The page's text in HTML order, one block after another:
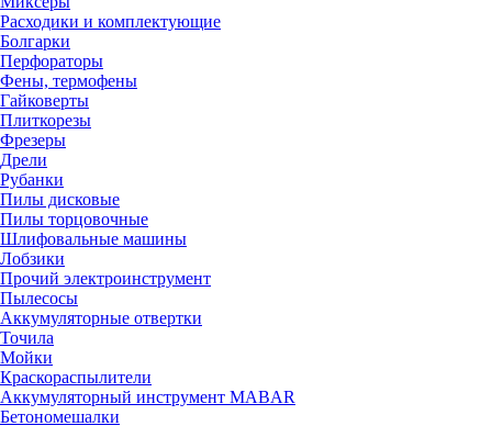
Расходики и комплектующие
Болгарки
Перфораторы
Фены, термофены
Гайковерты
Плиткорезы
Фрезеры
Дрели
Рубанки
Пилы дисковые
Пилы торцовочные
Шлифовальные машины
Лобзики
Прочий электроинструмент
Пылесосы
Аккумуляторные отвертки
Точила
Мойки
Краскораспылители
Аккумуляторный инструмент MABAR
Бетономешалки